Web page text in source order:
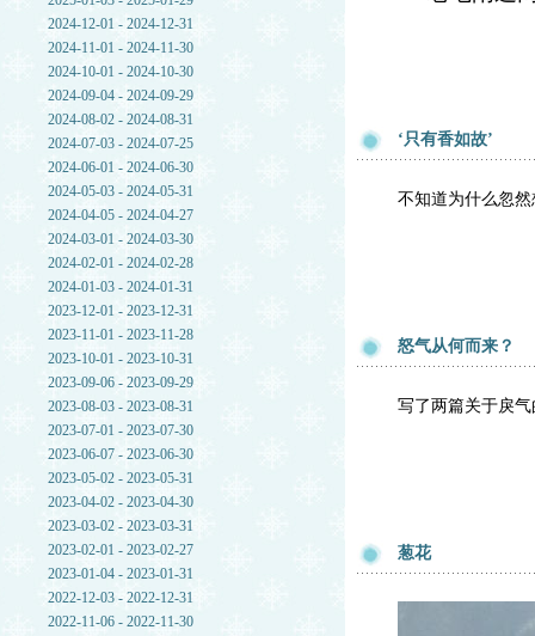
2024-12-01 - 2024-12-31
2024-11-01 - 2024-11-30
2024-10-01 - 2024-10-30
2024-09-04 - 2024-09-29
2024-08-02 - 2024-08-31
2024-07-03 - 2024-07-25
2024-06-01 - 2024-06-30
2024-05-03 - 2024-05-31
2024-04-05 - 2024-04-27
2024-03-01 - 2024-03-30
2024-02-01 - 2024-02-28
2024-01-03 - 2024-01-31
2023-12-01 - 2023-12-31
2023-11-01 - 2023-11-28
2023-10-01 - 2023-10-31
2023-09-06 - 2023-09-29
2023-08-03 - 2023-08-31
2023-07-01 - 2023-07-30
2023-06-07 - 2023-06-30
2023-05-02 - 2023-05-31
2023-04-02 - 2023-04-30
2023-03-02 - 2023-03-31
2023-02-01 - 2023-02-27
2023-01-04 - 2023-01-31
2022-12-03 - 2022-12-31
2022-11-06 - 2022-11-30
‘只有香如故’
不知道为什么忽然
怒气从何而来？
写了两篇关于戾
葱花